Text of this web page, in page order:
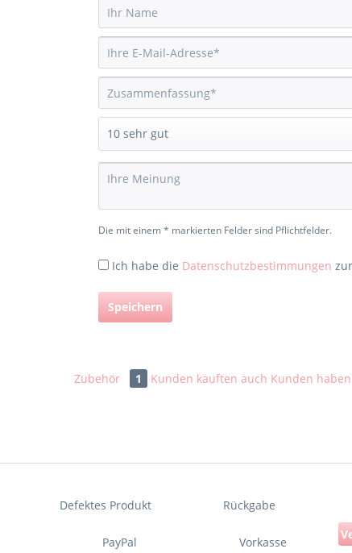
Die mit einem * markierten Felder sind Pflichtfelder.
Ich habe die Datenschutzbestimmungen
Speichern
Zubehör 1 Kunden kauften auch Kunden
Defektes Produkt Rückgabe
PayPal Vorkasse